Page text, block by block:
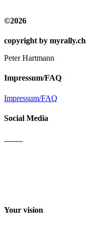
©2026
copyright by myrally.ch
Peter Hartmann
Impressum/FAQ
Impressum/FAQ
Social Media
Your vision